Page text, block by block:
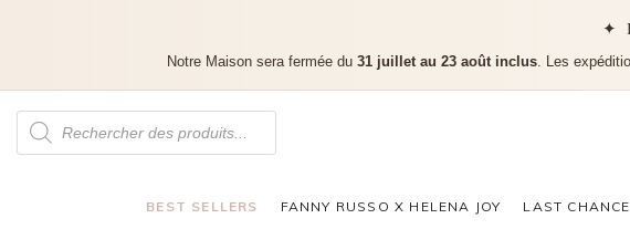
✦
Notre Maison sera fermée du 31 juillet au 23 août inclus. Les
BEST SELLERS FANNY RUSSO X HELENA JOY LAST